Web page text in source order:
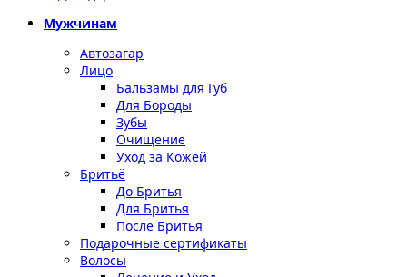
Мужчинам
Автозагар
Лицо
Бальзамы для Губ
Для Бороды
Зубы
Очищение
Уход за Кожей
Бритьё
До Бритья
Для Бритья
После Бритья
Подарочные сертификаты
Волосы